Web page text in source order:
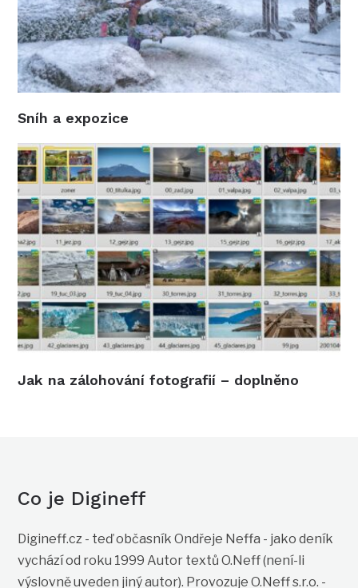
Sníh a expozice
Jak na zálohování fotografií – doplněno
Co je Digineff
Digineff.cz - teď občasník Ondřeje Neffa - jako deník
vychází od roku 1999 Autor textů O.Neff (není-li
výslovně uveden jiný autor). Provozuje O.Neff s.r.o. -